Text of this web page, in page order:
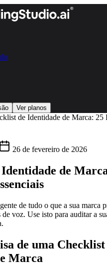
Ver planos
de Identidade de Marca: 25
26 de fevereiro de 2026
de
de tudo o que a sua marca
voz. Use isto para auditar a
de uma Checklist
Marca